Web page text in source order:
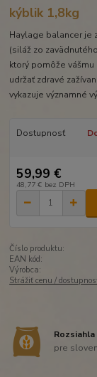
kýblik 1,8kg
Haylage balancer je
(siláž zo
ktorý pomôže
udržať zdravé
vykazuje významné
Dostupnosť
59,99 €
48,77 € bez DPH
Číslo produktu:
EAN kód:
Výrobca:
Strážiť cenu /
pre